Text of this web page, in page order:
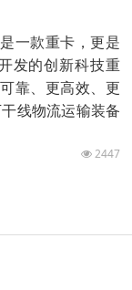
一款重卡，更是
发的创新科技重
靠、更高效、更
线物流运输装备
2447